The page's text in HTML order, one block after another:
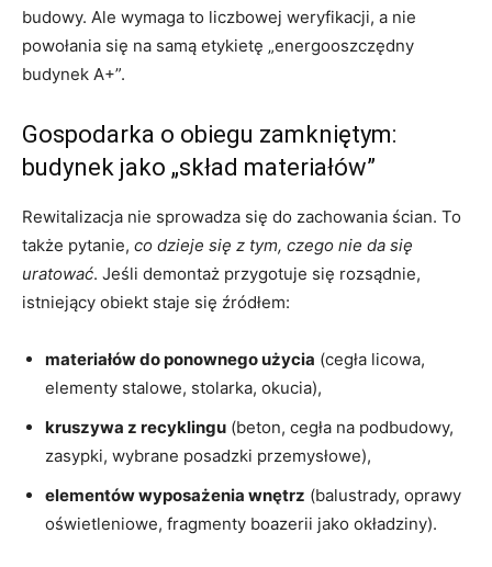
budowy. Ale wymaga to liczbowej weryfikacji, a nie
powołania się na samą etykietę „energooszczędny
budynek A+”.
Gospodarka o obiegu zamkniętym:
budynek jako „skład materiałów”
Rewitalizacja nie sprowadza się do zachowania ścian. To
także pytanie, co dzieje się z tym, czego nie da się
uratować. Jeśli demontaż przygotuje się rozsądnie,
istniejący obiekt staje się źródłem:
materiałów do ponownego użycia (cegła licowa,
elementy stalowe, stolarka, okucia),
kruszywa z recyklingu (beton, cegła na podbudowy,
zasypki, wybrane posadzki przemysłowe),
elementów wyposażenia wnętrz (balustrady, oprawy
oświetleniowe, fragmenty boazerii jako okładziny).